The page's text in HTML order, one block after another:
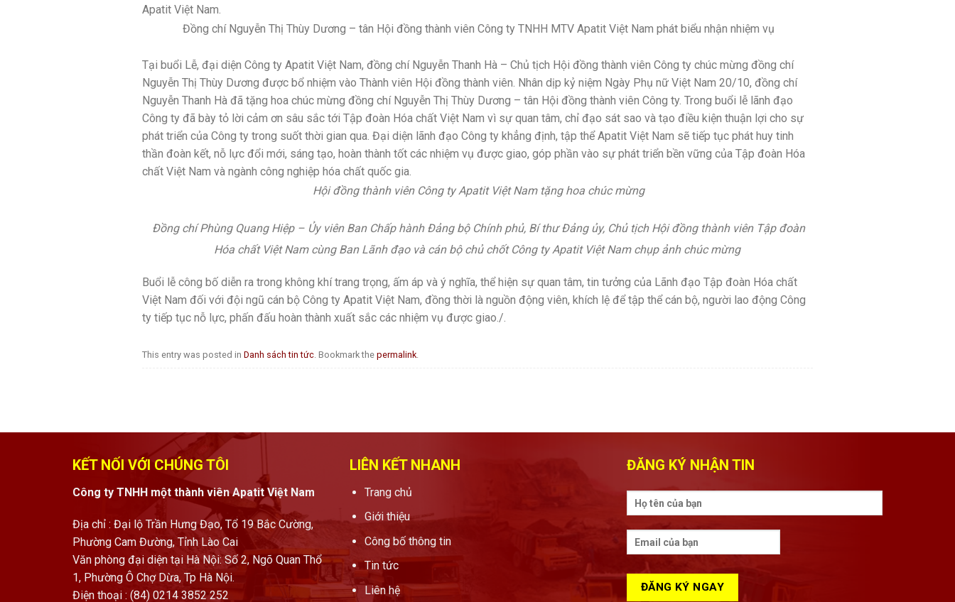
Apatit Việt Nam.
Đồng chí Nguyễn Thị Thùy Dương – tân Hội đồng thành viên Công ty TNHH MTV Apatit Việt Nam phát biểu nhận nhiệm vụ
Tại buổi Lễ, đại diện Công ty Apatit Việt Nam, đồng chí Nguyễn Thanh Hà – Chủ tịch Hội đồng thành viên Công ty chúc mừng đồng chí
Nguyễn Thị Thùy Dương được bổ nhiệm vào Thành viên Hội đồng thành viên. Nhân dịp kỷ niệm Ngày Phụ nữ Việt Nam 20/10, đồng chí
Nguyễn Thanh Hà đã tặng hoa chúc mừng đồng chí Nguyễn Thị Thùy Dương – tân Hội đồng thành viên Công ty. Trong buổi lễ lãnh đạo
Công ty đã bày tỏ lời cảm ơn sâu sắc tới Tập đoàn Hóa chất Việt Nam vì sự quan tâm, chỉ đạo sát sao và tạo điều kiện thuận lợi cho sự
phát triển của Công ty trong suốt thời gian qua. Đại diện lãnh đạo Công ty khẳng định, tập thể Apatit Việt Nam sẽ tiếp tục phát huy tinh
thần đoàn kết, nỗ lực đổi mới, sáng tạo, hoàn thành tốt các nhiệm vụ được giao, góp phần vào sự phát triển bền vững của Tập đoàn Hóa
chất Việt Nam và ngành công nghiệp hóa chất quốc gia.
Hội đồng thành viên Công ty Apatit Việt Nam tặng hoa chúc mừng
Đồng chí Phùng Quang Hiệp – Ủy viên Ban Chấp hành Đảng bộ Chính phủ, Bí thư Đảng ủy, Chủ tịch Hội đồng thành viên Tập đoàn
Hóa chất Việt Nam cùng Ban Lãnh đạo và cán bộ chủ chốt Công ty Apatit Việt Nam chụp ảnh chúc mừng
Buổi lễ công bố diễn ra trong không khí trang trọng, ấm áp và ý nghĩa, thể hiện sự quan tâm, tin tưởng của Lãnh đạo Tập đoàn Hóa chất
Việt Nam đối với đội ngũ cán bộ Công ty Apatit Việt Nam, đồng thời là nguồn động viên, khích lệ để tập thể cán bộ, người lao động Công
ty tiếp tục nỗ lực, phấn đấu hoàn thành xuất sắc các nhiệm vụ được giao./.
This entry was posted in Danh sách tin tức. Bookmark the permalink.
KẾT NỐI VỚI CHÚNG TÔI
Công ty TNHH một thành viên Apatit Việt Nam
Địa chỉ : Đại lộ Trần Hưng Đạo, Tổ 19 Bắc Cường,
Phường Cam Đường, Tỉnh Lào Cai
Văn phòng đại diện tại Hà Nội: Số 2, Ngõ Quan Thổ
1, Phường Ô Chợ Dừa, Tp Hà Nội.
Điện thoại : (84) 0214 3852 252
LIÊN KẾT NHANH
Trang chủ
Giới thiệu
Công bố thông tin
Tin tức
Liên hệ
ĐĂNG KÝ NHẬN TIN